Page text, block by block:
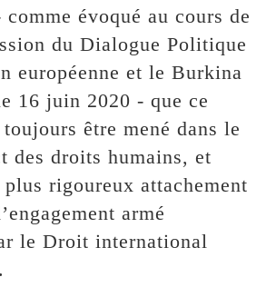
comme évoqué au cours de
du Dialogue Politique
européenne et le Burkina
16 juin 2020 - que ce
être mené dans le
des droits humains, et
rigoureux attachement
armé
le Droit international